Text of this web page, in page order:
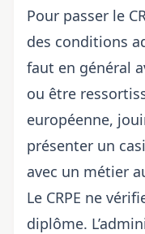
Pour passer le
des conditions
faut en général
ou être
européenne,
présenter un
avec un métier
Le CRPE ne
diplôme.